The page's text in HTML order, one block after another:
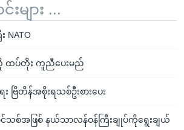
ျား ...
NATO
ထပ်တိုး ကူညီပေးမည်
ဗြိတိန်အစိုးရသစ်ဦးစားပေး
င်သစ်အဖြစ် နယ်သာလန်ဝန်ကြီးချုပ်ကိုရွေးချယ်